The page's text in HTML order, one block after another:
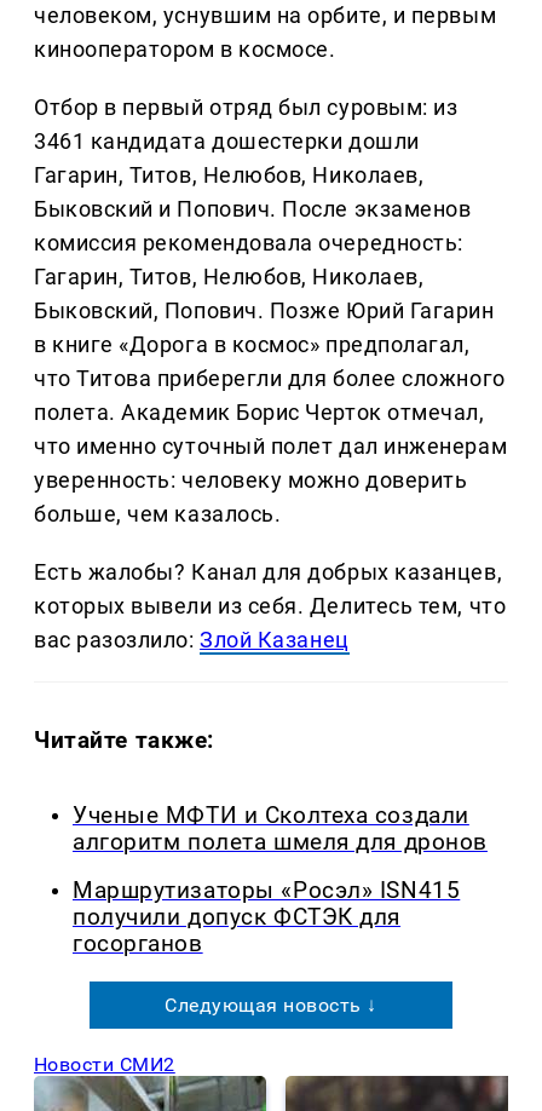
человеком, уснувшим на орбите, и первым
кинооператором в космосе.
Отбор в первый отряд был суровым: из
3461 кандидата дошестерки дошли
Гагарин, Титов, Нелюбов, Николаев,
Быковский и Попович. После экзаменов
комиссия рекомендовала очередность:
Гагарин, Титов, Нелюбов, Николаев,
Быковский, Попович. Позже Юрий Гагарин
в книге «Дорога в космос» предполагал,
что Титова приберегли для более сложного
полета. Академик Борис Черток отмечал,
что именно суточный полет дал инженерам
уверенность: человеку можно доверить
больше, чем казалось.
Есть жалобы? Канал для добрых казанцев,
которых вывели из себя. Делитеcь тем, что
вас разозлило:Злой Казанец
Читайте также:
Ученые МФТИ и Сколтеха создали
алгоритм полета шмеля для дронов
Маршрутизаторы «Росэл» ISN415
получили допуск ФСТЭК для
госорганов
Следующая новость ↓
Новости СМИ2